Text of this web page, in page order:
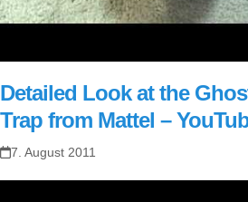
‪Detailed Look at the
Trap from Mattel‬‏ –
7. August 2011